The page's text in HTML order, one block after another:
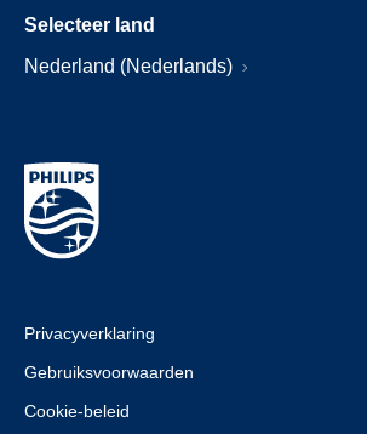
Selecteer land
Nederland (Nederlands)
Privacyverklaring
Gebruiksvoorwaarden
Cookie-beleid